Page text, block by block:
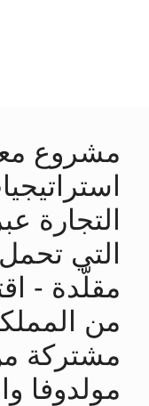
مشروع
التجارة
التي
مقلّدة -
من
مشتركة
مولدوفا